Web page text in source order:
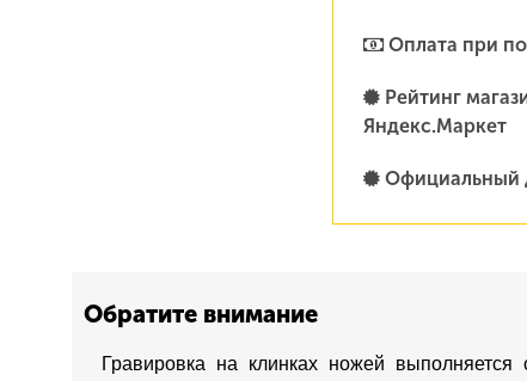
Оплата при
Рейтинг
Яндекс.Маркет
Официальный
Обратите внимание
Гравировка на клинках ножей